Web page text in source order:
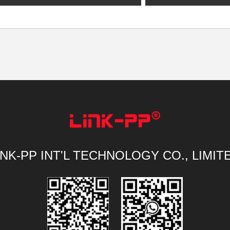
PP INT'L TECHNOLOGY CO.,